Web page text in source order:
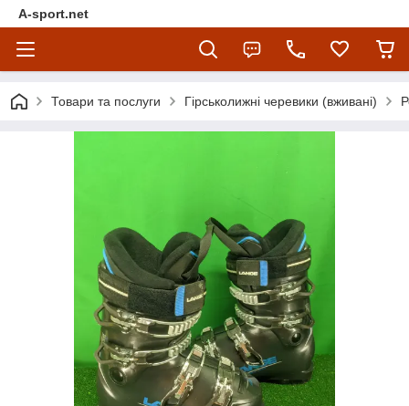
A-sport.net
Товари та послуги Гірськолижні черевики (вживані)